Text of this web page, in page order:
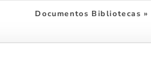
Documentos Bibliotecas »